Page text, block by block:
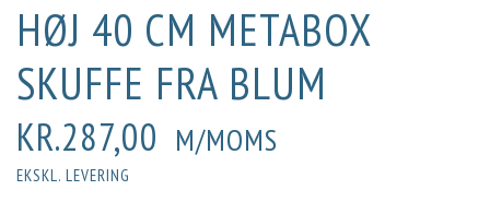
HØJ 40 CM METABOX
SKUFFE FRA BLUM
KR.287,00 M/MOMS
EKSKL. LEVERING